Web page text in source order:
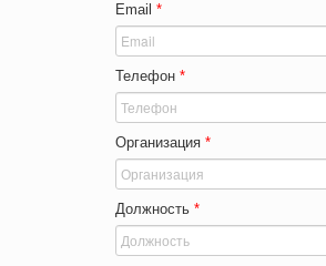
Email *
Телефон *
Организация *
Должность *